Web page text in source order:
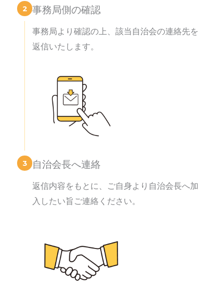
2 事務局側の確認
事務局より確認の上、該当自治会の連絡先を
返信いたします。
3 自治会長へ連絡
返信内容をもとに、ご自身より自治会長へ加
入したい旨ご連絡ください。